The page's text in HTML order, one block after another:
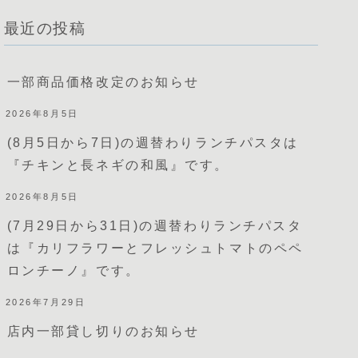
最近の投稿
一部商品価格改定のお知らせ
2026年8月5日
(8月5日から7日)の週替わりランチパスタは
『チキンと長ネギの和風』です。
2026年8月5日
(7月29日から31日)の週替わりランチパスタ
は『カリフラワーとフレッシュトマトのペペ
ロンチーノ』です。
2026年7月29日
店内一部貸し切りのお知らせ